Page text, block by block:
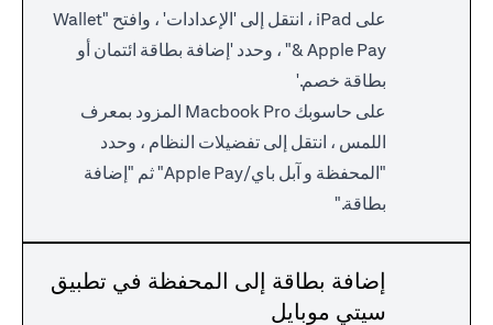
على iPad ، انتقل إلى 'الإعدادات' ، وافتح "Wallet
& Apple Pay" ، وحدد 'إضافة بطاقة ائتمان أو
بطاقة خصم.'
على حاسوبك Macbook Pro المزود بمعرف
اللمس ، انتقل إلى تفضيلات النظام ، وحدد
"المحفظة و آبل باي/Apple Pay" ثم "إضافة
بطاقة."
إضافة بطاقة إلى المحفظة في تطبيق
سيتي موبايل